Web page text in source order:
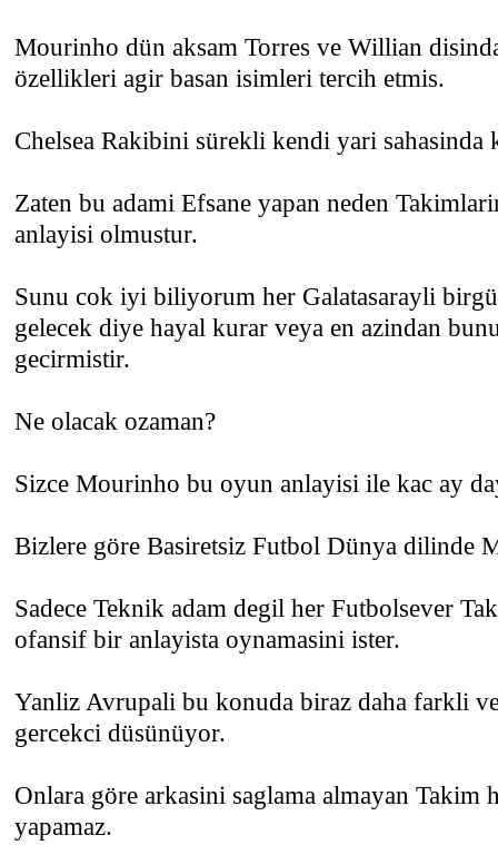
Mourinho dün aksam Torres ve Willian
özellikleri agir basan isimleri tercih etmis.
Chelsea Rakibini sürekli kendi yari sahasinda
Zaten bu adami Efsane yapan neden
anlayisi olmustur.
Sunu cok iyi biliyorum her Galatasarayli
gelecek diye hayal kurar veya en azindan
gecirmistir.
Ne olacak ozaman?
Sizce Mourinho bu oyun anlayisi ile kac ay
Bizlere göre Basiretsiz Futbol Dünya dilinde
Sadece Teknik adam degil her Futbolsever
ofansif bir anlayista oynamasini ister.
Yanliz Avrupali bu konuda biraz daha farkli
gercekci düsünüyor.
Onlara göre arkasini saglama almayan Takim
yapamaz.